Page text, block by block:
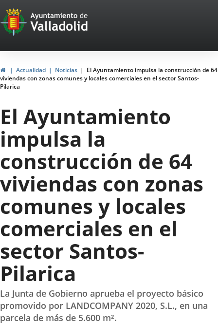
Portal
Web
del
Ayuntamiento
de
Valladolid
InicioActualidad Noticias
El Ayuntamiento impulsa la construcción de 64
viviendas con zonas comunes y locales comerciales en el sector Santos-
Pilarica
El Ayuntamiento
impulsa la
construcción de 64
viviendas con zonas
comunes y locales
comerciales en el
sector Santos-
Pilarica
La Junta de Gobierno aprueba el proyecto básico
promovido por LANDCOMPANY 2020, S.L., en una
parcela de más de 5.600 m².